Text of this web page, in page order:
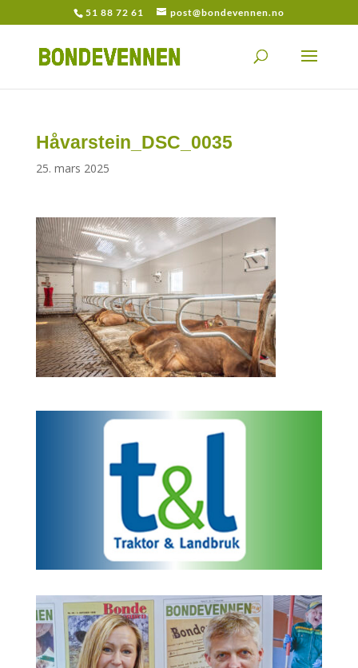
51 88 72 61 post@bondevennen.no
Håvarstein_DSC_0035
25. mars 2025